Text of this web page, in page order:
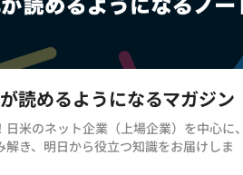
読めるようになるマガジン
日米のネット企業（上場企業）を中心に、
解き、明日から役立つ知識をお届けしま